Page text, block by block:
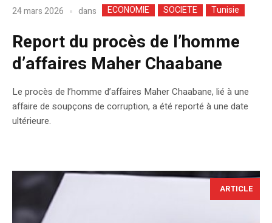
24 mars 2026 dans ECONOMIE SOCIETE Tunisie
Report du procès de l’homme
d’affaires Maher Chaabane
Le procès de l’homme d’affaires Maher Chaabane, lié à une
affaire de soupçons de corruption, a été reporté à une date
ultérieure.
ARTICLE